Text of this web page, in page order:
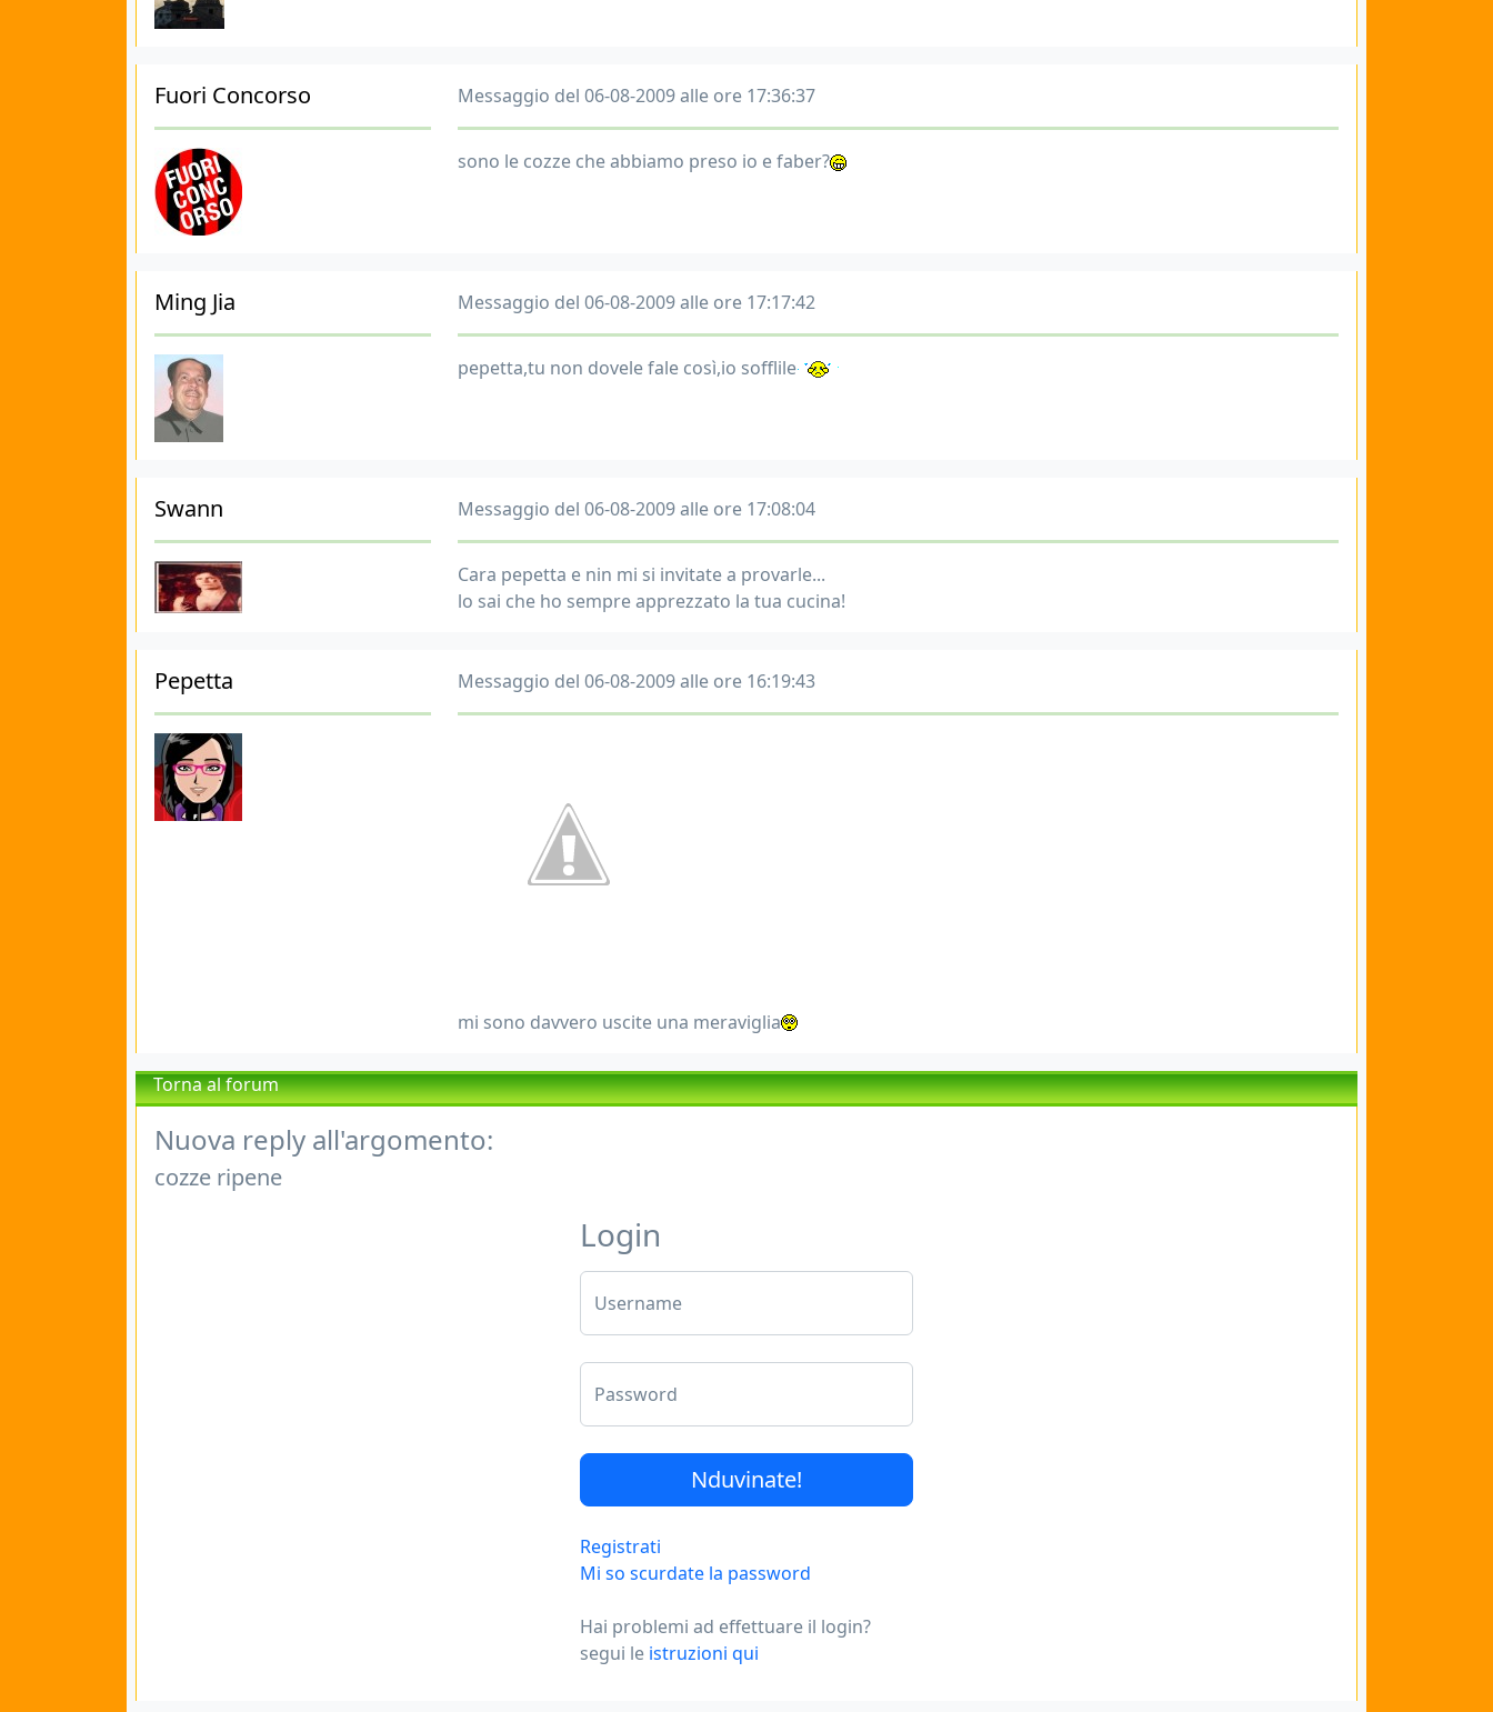
Fuori Concorso Messaggio del 06-08-2009 alle ore 17:36:37
sono le cozze che abbiamo preso io e faber?
Ming Jia Messaggio del 06-08-2009 alle ore 17:17:42
pepetta,tu non dovele fale così,io sofflile
Swann Messaggio del 06-08-2009 alle ore 17:08:04
Cara pepetta e nin mi si invitate a provarle...
lo sai che ho sempre apprezzato la tua cucina!
Pepetta Messaggio del 06-08-2009 alle ore 16:19:43
mi sono davvero uscite una meraviglia
Torna al forum
Nuova reply all'argomento:
cozze ripene
Login
Username
Password
Registrati
Mi so scurdate la password
Hai problemi ad effettuare il login?
segui le istruzioni qui